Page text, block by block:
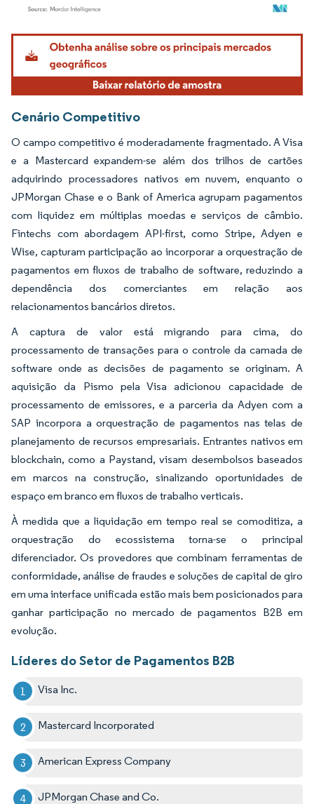
Imagem © Mordor Intelligence. O reuso requer atribuição conforme CC BY 4.0.
Cenário Competitivo
O campo competitivo é moderadamente fragmentado. A Visa
e a Mastercard expandem-se além dos trilhos de cartões
adquirindo processadores nativos em nuvem, enquanto o
JPMorgan Chase e o Bank of America agrupam pagamentos
com liquidez em múltiplas moedas e serviços de câmbio.
Fintechs com abordagem API-first, como Stripe, Adyen e
Wise, capturam participação ao incorporar a orquestração de
pagamentos em fluxos de trabalho de software, reduzindo a
dependência dos comerciantes em relação aos
relacionamentos bancários diretos.
A captura de valor está migrando para cima, do
processamento de transações para o controle da camada de
software onde as decisões de pagamento se originam. A
aquisição da Pismo pela Visa adicionou capacidade de
processamento de emissores, e a parceria da Adyen com a
SAP incorpora a orquestração de pagamentos nas telas de
planejamento de recursos empresariais. Entrantes nativos em
blockchain, como a Paystand, visam desembolsos baseados
em marcos na construção, sinalizando oportunidades de
espaço em branco em fluxos de trabalho verticais.
À medida que a liquidação em tempo real se comoditiza, a
orquestração do ecossistema torna-se o principal
diferenciador. Os provedores que combinam ferramentas de
conformidade, análise de fraudes e soluções de capital de giro
em uma interface unificada estão mais bem posicionados para
ganhar participação no mercado de pagamentos B2B em
evolução.
Líderes do Setor de Pagamentos B2B
Visa Inc.
Mastercard Incorporated
American Express Company
JPMorgan Chase and Co.